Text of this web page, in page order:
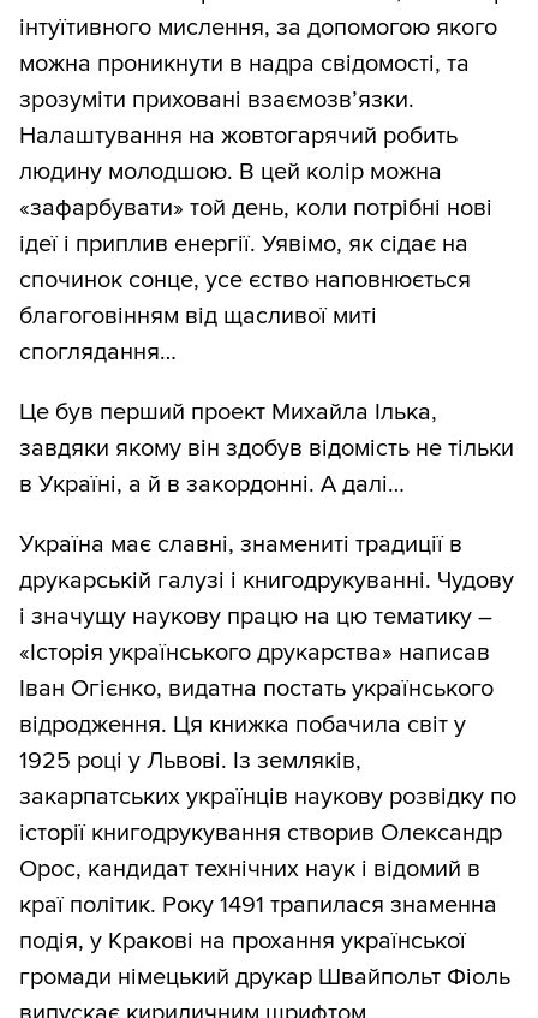
інтуїтивного мислення, за допомогою якого
можна проникнути в надра свідомості, та
зрозуміти приховані взаємозв’язки.
Налаштування на жовтогарячий робить
людину молодшою. В цей колір можна
«зафарбувати» той день, коли потрібні нові
ідеї і приплив енергії. Уявімо, як сідає на
спочинок сонце, усе єство наповнюється
благоговінням від щасливої миті
споглядання…
Це був перший проект Михайла Ілька,
завдяки якому він здобув відомість не тільки
в Україні, а й в закордонні. А далі…
Україна має славні, знамениті традиції в
друкарській галузі і книгодрукуванні. Чудову
і значущу наукову працю на цю тематику –
«Історія українського друкарства» написав
Іван Огієнко, видатна постать українського
відродження. Ця книжка побачила світ у
1925 році у Львові. Із земляків,
закарпатських українців наукову розвідку по
історії книгодрукування створив Олександр
Орос, кандидат технічних наук і відомий в
краї політик. Року 1491 трапилася знаменна
подія, у Кракові на прохання української
громади німецький друкар Швайпольт Фіоль